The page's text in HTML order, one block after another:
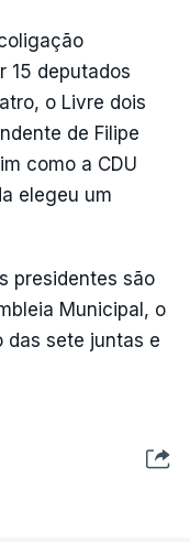
15 deputados
o Livre dois
de Filipe
como a CDU
elegeu um
presidentes são
Municipal, o
das sete juntas e